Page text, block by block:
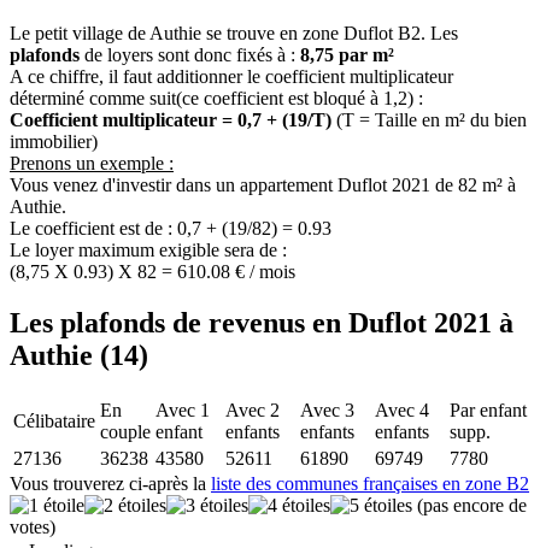
Le petit village de Authie se trouve en zone Duflot B2. Les
plafonds de loyers sont donc fixés à : 8,75 par m²
A ce chiffre, il faut additionner le coefficient multiplicateur
déterminé comme suit(ce coefficient est bloqué à 1,2) :
Coefficient multiplicateur = 0,7 + (19/T) (T = Taille en m² du bien
immobilier)
Prenons un exemple :
Vous venez d'investir dans un appartement Duflot 2021 de 82 m² à
Authie.
Le coefficient est de : 0,7 + (19/82) = 0.93
Le loyer maximum exigible sera de :
(8,75 X 0.93) X 82 = 610.08 € / mois
Les plafonds de revenus en Duflot 2021 à
Authie (14)
Célibataire
En
couple
Avec 1
enfant
Avec 2
enfants
Avec 3
enfants
Avec 4
enfants
Par enfant
supp.
27136
36238 43580 52611 61890 69749
7780
Vous trouverez ci-après la liste des communes françaises en zone B2
(pas encore de
votes)